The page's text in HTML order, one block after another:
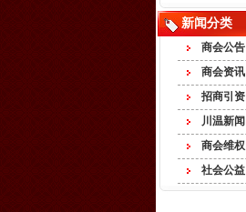
新闻分类
商会公告
商会资讯
招商引资
川温新闻
商会维权
社会公益